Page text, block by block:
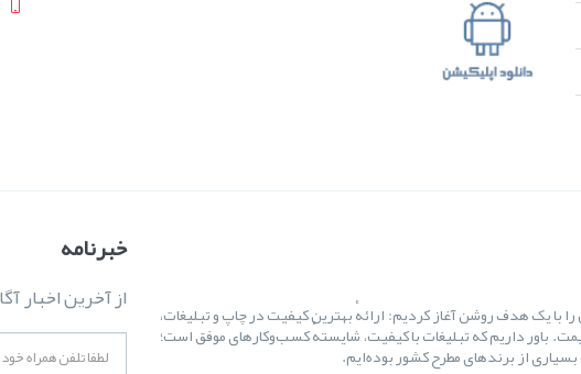
تبلیغات مهرگان از سال ۱۳۸۷ کارمان را با یک هدف روشن آغاز کردیم: ارائهٔ بهترین کیفیت در چاپ و تبلیغات،
باور داریم که تبلیغات با کیفیت، شایستهٔ کسب‌وکارهای موفق است؛
خبرنامه
از آخرین اخبار